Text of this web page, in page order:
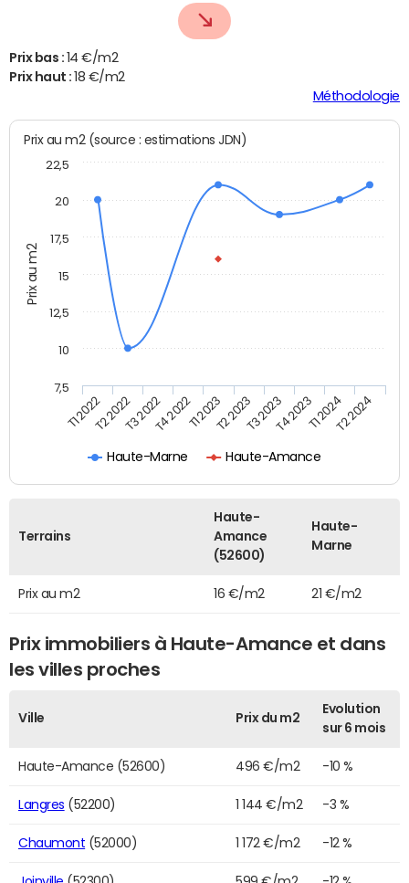
Prix bas : 14 €/m2
Prix haut :18 €/m2
Méthodologie
Prix au m2
Prix au m2 (source : estimations JDN)
Haute-Marne Haute-Amance
T1 2022T2 2022T3 2022T4 2022T1 2023T2 2023T3 2023T4 2023T1 2024T2 2024
7,5
10
12,5
15
17,5
20
22,5
Terrains
Haute-
Amance
(52600)
Haute-
Marne
Prix au m2 16 €/m2 21 €/m2
Prix immobiliers à Haute-Amance et dans
les villes proches
Ville Prix du m2
Evolution
sur 6 mois
Haute-Amance (52600) 496 €/m2 -10 %
Langres (52200) 1 144 €/m2 -3 %
Chaumont (52000) 1 172 €/m2 -12 %